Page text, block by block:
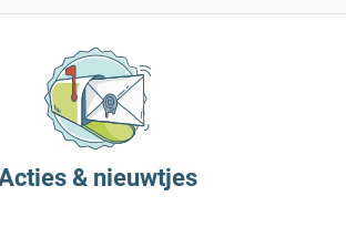
& nieuwtjes